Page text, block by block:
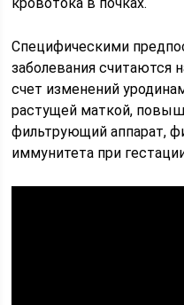
Специфическими
заболевания считаются
счет изменений
растущей маткой,
фильтрующий аппарат,
иммунитета при